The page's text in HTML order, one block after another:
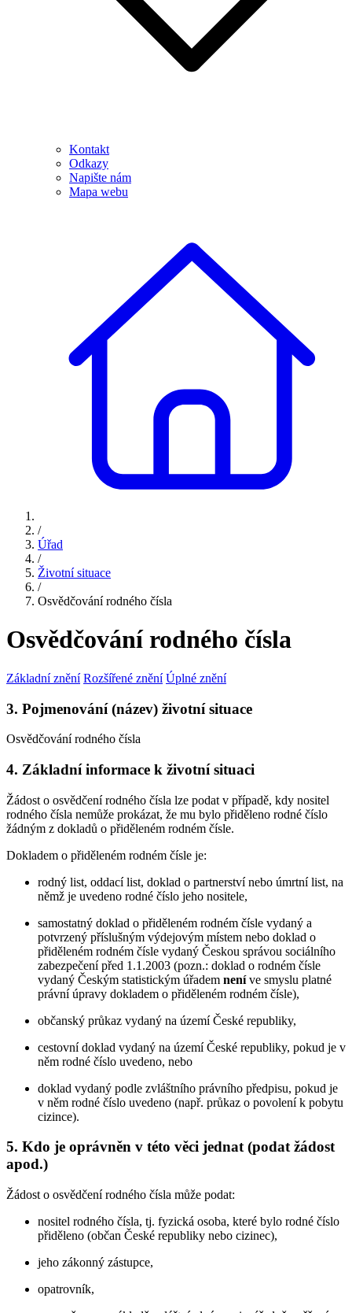
Kontakt
Odkazy
Napište nám
Mapa webu
/
Úřad
/
Životní situace
/
Osvědčování rodného čísla
Osvědčování rodného čísla
Základní znění Rozšířené znění Úplné znění
3. Pojmenování (název) životní situace
Osvědčování rodného čísla
4. Základní informace k životní situaci
Žádost o osvědčení rodného čísla lze podat v případě, kdy nositel
rodného čísla nemůže prokázat, že mu bylo přiděleno rodné číslo
žádným z dokladů o přiděleném rodném čísle.
Dokladem o přiděleném rodném čísle je:
rodný list, oddací list, doklad o partnerství nebo úmrtní list, na
němž je uvedeno rodné číslo jeho nositele,
samostatný doklad o přiděleném rodném čísle vydaný a
potvrzený příslušným výdejovým místem nebo doklad o
přiděleném rodném čísle vydaný Českou správou sociálního
zabezpečení před 1.1.2003 (pozn.: doklad o rodném čísle
vydaný Českým statistickým úřadem neníve smyslu platné
právní úpravy dokladem o přiděleném rodném čísle),
občanský průkaz vydaný na území České republiky,
cestovní doklad vydaný na území České republiky, pokud je v
něm rodné číslo uvedeno, nebo
doklad vydaný podle zvláštního právního předpisu, pokud je
v něm rodné číslo uvedeno (např. průkaz o povolení k pobytu
cizince).
5. Kdo je oprávněn v této věci jednat (podat žádost
apod.)
Žádost o osvědčení rodného čísla může podat:
nositel rodného čísla, tj. fyzická osoba, které bylo rodné číslo
přiděleno (občan České republiky nebo cizinec),
jeho zákonný zástupce,
opatrovník,